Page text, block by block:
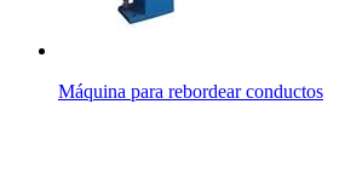
Máquina para rebordear conductos